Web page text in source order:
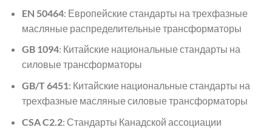
EN 50464: Европейские стандарты на трехфазные
масляные распределительные трансформаторы
GB 1094: Китайские национальные стандарты на
силовые трансформаторы
GB/T 6451: Китайские национальные стандарты на
трехфазные масляные силовые трансформаторы
CSA C2.2: Стандарты Канадской ассоциации